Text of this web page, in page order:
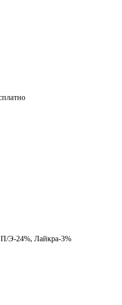
Э-24%, Лайкра-3%